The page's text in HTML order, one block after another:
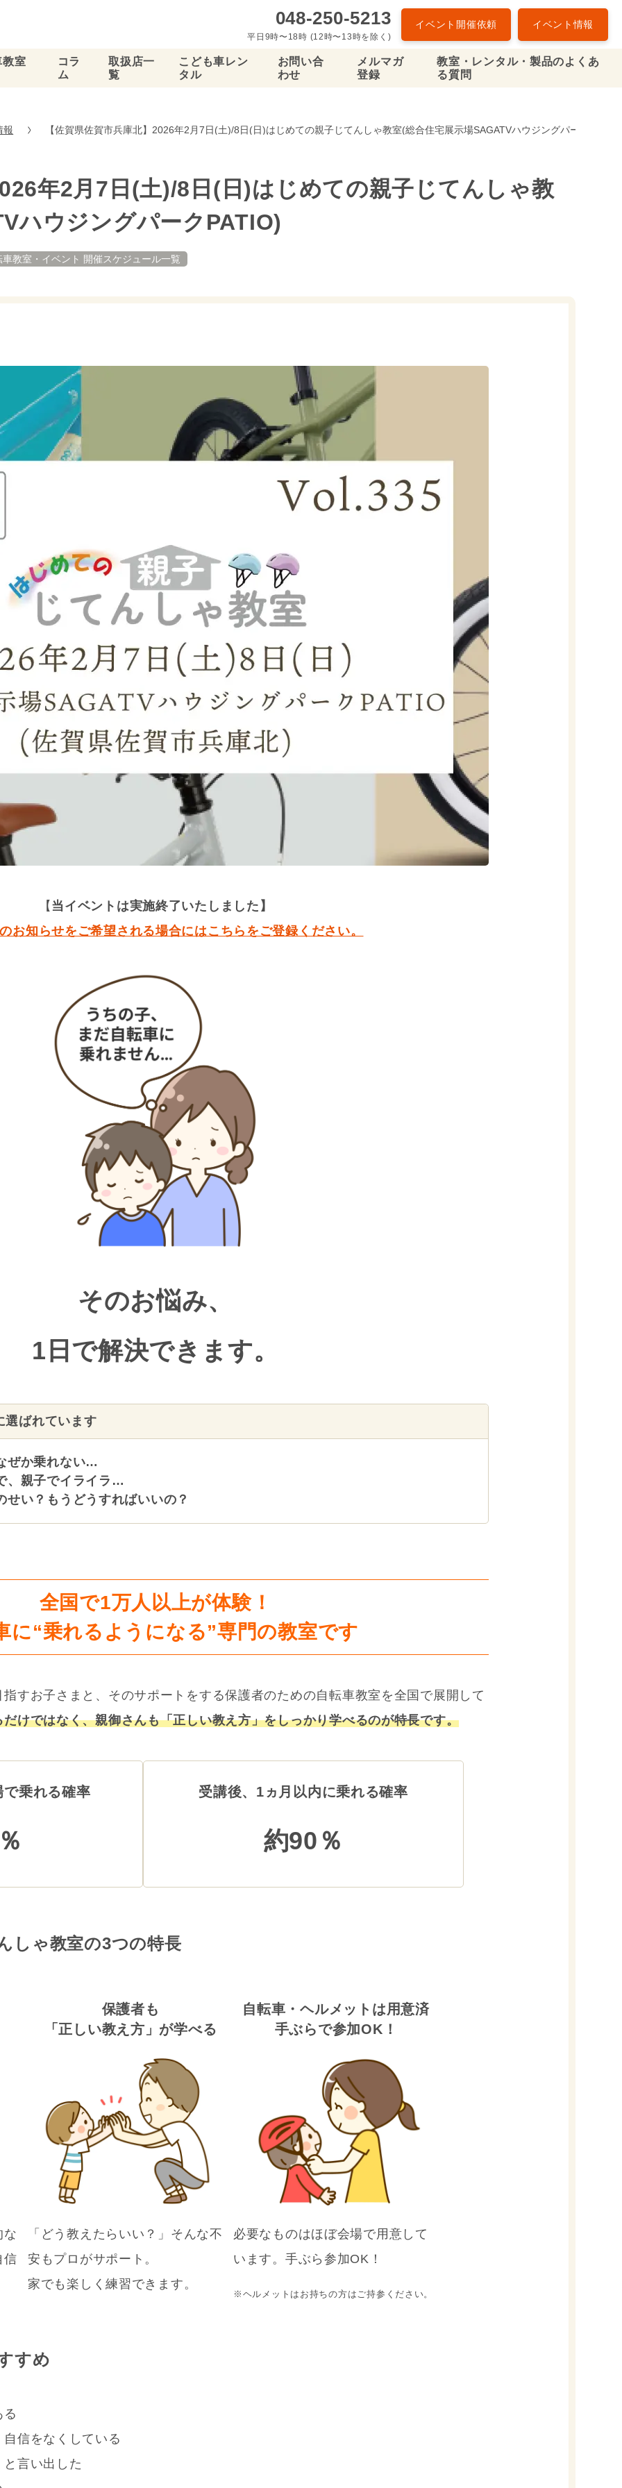
048-250-5213
平日9時〜18時 (12時〜13時を除く)
イベント開催依頼 イベント情報
教室
コラ
ム
取扱店一
覧
こども車レン
タル
お問い合
わせ
メルマガ
登録
教室・レンタル・製品のよくあ
る質問
報 【佐賀県佐賀市兵庫北】2026年2月7日(土)/8日(日)はじめての親子じてんしゃ教室(総合住宅展示場SAGATVハウジングパークPATIO)
年2月7日(土)/8日(日)はじめての親子じてんしゃ教
ハウジングパークPATIO)
教室・イベント 開催スケジュール一覧
【 当イベントは実施終了いたしました】
お知らせをご希望される場合にはこちらをご登録ください。
そのお悩み、
1日で解決できます。
選ばれています
ぜか乗れない…
、親子でイライラ…
せい？もうどうすればいいの？
全国で1万人以上が体験！
に“乗れるようになる”専門の教室です
すお子さまと、そのサポートをする保護者のための自転車教室を全国で展開して
けではなく、親御さんも「正しい教え方」をしっかり学べるのが特長です。
乗れる確率 受講後、1ヵ月以内に乗れる確率
約90％
しゃ教室の3つの特長
な
信
保護者も
「正しい教え方」が学べる
「どう教えたらいい？」そんな不
安もプロがサポート。
家でも楽しく練習できます。
自転車・ヘルメットは用意済
手ぶらで参加OK！
必要なものはほぼ会場で用意して
います。手ぶら参加OK！
※ヘルメットはお持ちの方はご持参ください。
すめ
る
信をなくしている
言い出した